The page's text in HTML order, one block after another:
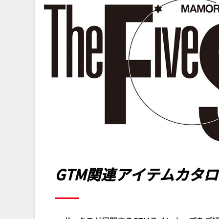
GTM関連アイテムカタ